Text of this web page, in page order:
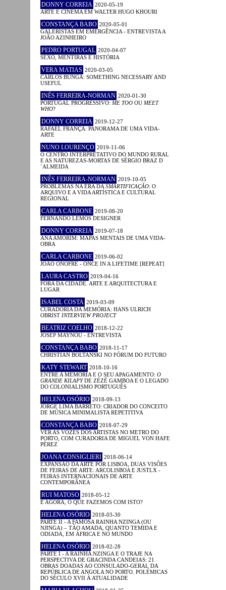
DONNY CORREIA 2020-05-19
ARTE E CINEMA EM WALTER HUGO KHOURI
CONSTANÇA BABO 2020-05-01
GALERISTAS EM EMERGÊNCIA - ENTREVISTA A
JOÃO AZINHEIRO
PEDRO PORTUGAL 2020-04-07
SEXO, MENTIRAS E HISTÓRIA
VERA MATIAS 2020-03-05
CARLOS BUNGA: SOMETHING NECESSARY AND
USEFUL
INÊS FERREIRA-NORMAN 2020-01-30
PORTUGAL PROGRESSIVO: ME TOO OU MEET
WHO?
DONNY CORREIA 2019-12-27
RAFAEL FRANÇA: PANORAMA DE UMA VIDA-
ARTE
NUNO LOURENÇO 2019-11-06
O CENTRO INTERPRETATIVO DO MUNDO RURAL
E AS NATUREZAS-MORTAS DE SÉRGIO BRAZ D
´ALMEIDA
INÊS FERREIRA-NORMAN 2019-10-05
PROBLEMAS NA ERA DA SMARTIFICAÇÃO: O
ARQUIVO E A VIDA ARTÍSTICA E CULTURAL
REGIONAL
CARLA CARBONE 2019-08-20
FERNANDO LEMOS DESIGNER
DONNY CORREIA 2019-07-18
ANA AMORIM: MAPAS MENTAIS DE UMA VIDA-
OBRA
CARLA CARBONE 2019-06-02
JOÃO ONOFRE - ONCE IN A LIFETIME [REPEAT]
LAURA CASTRO 2019-04-16
FORA DA CIDADE. ARTE E ARQUITECTURA E
LUGAR
ISABEL COSTA 2019-03-09
CURADORIA DA MEMÓRIA: HANS ULRICH
OBRIST INTERVIEW PROJECT
BEATRIZ COELHO 2018-12-22
JOSEP MAYNOU - ENTREVISTA
CONSTANÇA BABO 2018-11-17
CHRISTIAN BOLTANSKI NO FÓRUM DO FUTURO
KATY STEWART 2018-10-16
ENTRE A MEMÓRIA E O SEU APAGAMENTO: O
GRANDE KILAPYDE ZÉZÉ GAMBOA E O LEGADO
DO COLONIALISMO PORTUGUÊS
HELENA OSÓRIO 2018-09-13
JORGE LIMA BARRETO: CRIADOR DO CONCEITO
DE MÚSICA MINIMALISTA REPETITIVA
CONSTANÇA BABO 2018-07-29
VER AS VOZES DOS ARTISTAS NO METRO DO
PORTO, COM CURADORIA DE MIGUEL VON HAFE
PÉREZ
JOANA CONSIGLIERI 2018-06-14
EXPANSÃO DA ARTE POR LISBOA, DUAS VISÕES
DE FEIRAS DE ARTE: ARCOLISBOA E JUSTLX -
FEIRAS INTERNACIONAIS DE ARTE
CONTEMPORÂNEA
RUI MATOSO 2018-05-12
E AGORA, O QUE FAZEMOS COM ISTO?
HELENA OSÓRIO 2018-03-30
PARTE II - A FAMOSA RAINHA NZINGA (OU
NJINGA) – TÃO AMADA, QUANTO TEMIDA E
ODIADA, EM ÁFRICA E NO MUNDO
HELENA OSÓRIO 2018-02-28
PARTE I - A RAINHA NZINGA E O TRAJE NA
PERSPECTIVA DE GRACINDA CANDEIAS: 21
OBRAS DOADAS AO CONSULADO-GERAL DA
REPÚBLICA DE ANGOLA NO PORTO. POLÉMICAS
DO SÉCULO XVII À ATUALIDADE